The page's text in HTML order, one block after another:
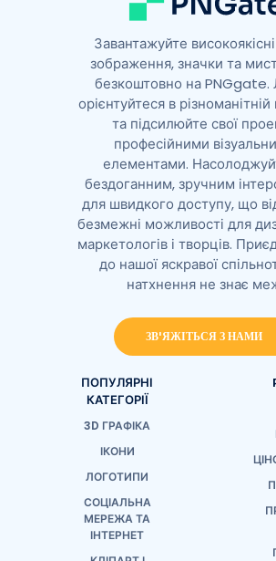
Завантажуйте
зображення, значки та
безкоштовно на PNGgate.
орієнтуйтеся в різноманітній
та підсилюйте свої
професійними
елементами.
бездоганним, зручним
для швидкого доступу, що
безмежні можливості для
маркетологів і творців.
до нашої яскравої
натхнення не знає
ЗВ'ЯЖІТЬСЯ З НАМИ
ПОПУЛЯРНІ
КАТЕГОРІЇ
3D ГРАФІКА
ІКОНИ
ЛОГОТИПИ
СОЦІАЛЬНА
МЕРЕЖА ТА
ІНТЕРНЕТ